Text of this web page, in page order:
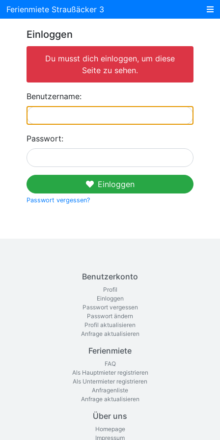
Ferienmiete Straußäcker 3
Einloggen
Du musst dich einloggen, um diese
Seite zu sehen.
Benutzername:
Passwort:
Einloggen
Passwort vergessen?
Benutzerkonto
Profil
Einloggen
Passwort vergessen
Passwort ändern
Profil aktualisieren
Anfrage aktualisieren
Ferienmiete
FAQ
Als Hauptmieter registrieren
Als Untermieter registrieren
Anfragenliste
Anfrage aktualisieren
Über uns
Homepage
Impressum